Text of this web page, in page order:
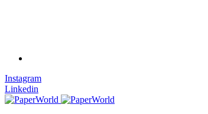
Instagram
Linkedin